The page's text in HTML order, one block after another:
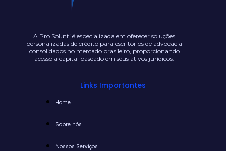
A Pro Solutti é especializada em oferecer soluções
personalizadas de crédito para escritórios de advocacia
consolidados no mercado brasileiro, proporcionando
acesso a capital baseado em seus ativos jurídicos.
Links Importantes
Home
Sobre nós
Nossos Serviços